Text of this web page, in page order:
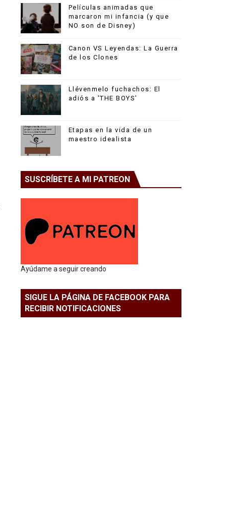
Películas animadas que
marcaron mi infancia (y que
NO son de Disney)
Canon VS Leyendas: La Guerra
de los Clones
Llévenmelo fuchachos: El
adiós a 'THE BOYS'
Etapas en la vida de un
maestro idealista
SUSCRÍBETE A MI PATREON
Ayúdame a seguir creando
SIGUE LA PÁGINA DE FACEBOOK PARA
RECIBIR NOTIFICACIONES